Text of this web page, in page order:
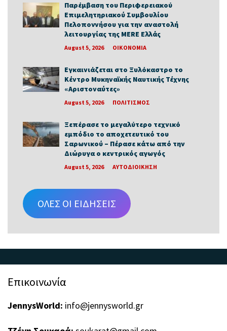
Παρέμβαση του Περιφερειακού
Επιμελητηριακού Συμβουλίου
Πελοποννήσου για την αναστολή
λειτουργίας της MERE Ελλάς
August 5, 2026 ΟΙΚΟΝΟΜΙΑ
Εγκαινιάζεται στο Ξυλόκαστρο το
Κέντρο Μυκηναϊκής Ναυτικής Τέχνης
«Αριστοναύτες»
August 5, 2026 ΠΟΛΙΤΙΣΜΟΣ
Ξεπέρασε το μεγαλύτερο τεχνικό
εμπόδιο το αποχετευτικό του
Σαρωνικού – Πέρασε κάτω από την
Διώρυγα ο κεντρικός αγωγός
August 5, 2026 ΑΥΤΟΔΙΟΙΚΗΣΗ
ΟΛΕΣ ΟΙ ΕΙΔΗΣΕΙΣ
Επικοινωνία
JennysWorld: info@jennysworld.gr